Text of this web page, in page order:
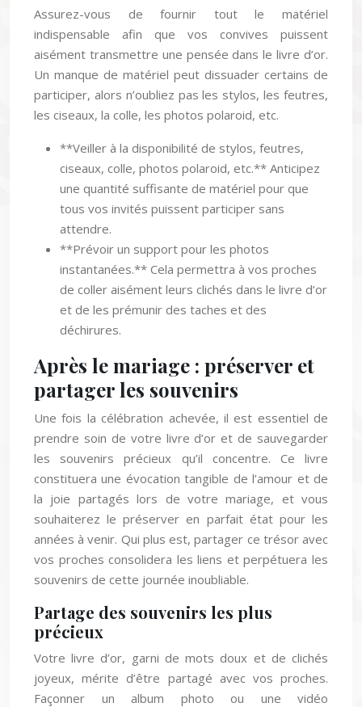
Assurez-vous de fournir tout le matériel
indispensable afin que vos convives puissent
aisément transmettre une pensée dans le livre d’or.
Un manque de matériel peut dissuader certains de
participer, alors n’oubliez pas les stylos, les feutres,
les ciseaux, la colle, les photos polaroid, etc.
**Veiller à la disponibilité de stylos, feutres,
ciseaux, colle, photos polaroid, etc.** Anticipez
une quantité suffisante de matériel pour que
tous vos invités puissent participer sans
attendre.
**Prévoir un support pour les photos
instantanées.** Cela permettra à vos proches
de coller aisément leurs clichés dans le livre d’or
et de les prémunir des taches et des
déchirures.
Après le mariage : préserver et
partager les souvenirs
Une fois la célébration achevée, il est essentiel de
prendre soin de votre livre d’or et de sauvegarder
les souvenirs précieux qu’il concentre. Ce livre
constituera une évocation tangible de l’amour et de
la joie partagés lors de votre mariage, et vous
souhaiterez le préserver en parfait état pour les
années à venir. Qui plus est, partager ce trésor avec
vos proches consolidera les liens et perpétuera les
souvenirs de cette journée inoubliable.
Partage des souvenirs les plus
précieux
Votre livre d’or, garni de mots doux et de clichés
joyeux, mérite d’être partagé avec vos proches.
Façonner un album photo ou une vidéo